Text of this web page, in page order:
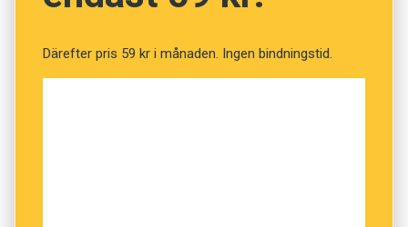
resultatet av att ett helt folk har gått samman,
Därefter pris 59 kr i månaden. Ingen bindningstid.